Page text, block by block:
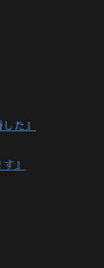
た』
』